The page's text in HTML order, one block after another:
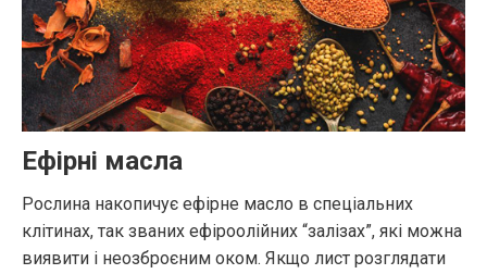
Ефірні масла
Рослина накопичує ефірне масло в спеціальних
клітинах, так званих ефіроолійних “залізах”, які можна
виявити і неозброєним оком. Якщо лист розглядати